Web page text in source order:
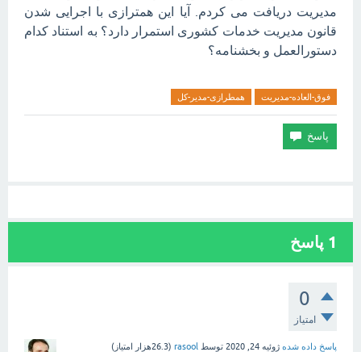
مدیریت دریافت می کردم. آیا این همترازی با اجرایی شدن
قانون مدیریت خدمات کشوری استمرار دارد؟ به استناد کدام
دستورالعمل و بخشنامه؟
فوق-العاده-مدیریت همطرازی-مدیر-کل
1 پاسخ
0
امتیاز
پاسخ داده شده ژوئیه 24, 2020 توسط rasool
(26.3هزار امتیاز)